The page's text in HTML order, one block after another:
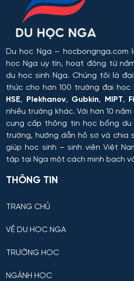
Du học Nga – hocbongnga.com
học Nga uy tín, hoạt động từ
du học sinh Nga. Chúng tôi là
thức cho hơn 100 trường đại
HSE, Plekhanov, Gubkin, MIPT,
nhiều trường khác. Với hơn 10
cung cấp thông tin học bổng du
trường, hướng dẫn hồ sơ và chia
giúp học sinh – sinh viên Việt
tập tại Nga một cách minh bạch
THÔNG TIN
TRANG CHỦ
VỀ DU HỌC NGA
TRƯỜNG HỌC
NGÀNH HỌC